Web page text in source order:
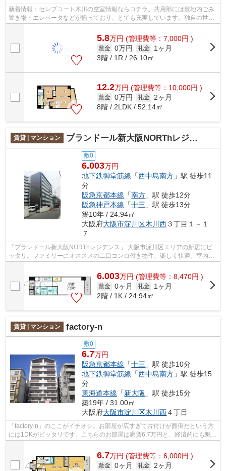
新着情報：セレブコート木川の空室情報ならコチラ。共用部には敷地内ごみ
置き場・エレベータなどが揃っており、とても充実しています。独自の世界
観が輝くデザイナーズ物件は魅力溢れ...
5.8万円 (管理費等：7,000円 )
敷金 0万円 礼金
1ヶ月
3階 / 1R / 26.10㎡
12.2万円 (管理費等：10,000円 )
敷金 0万円 礼金 2ヶ月
8階 / 2LDK / 52.14㎡
賃貸 | マンション プランドール新大阪NORThレジデンス
敷0
6.003万円
地下鉄御堂筋線 「西中島南方 」駅 徒歩11
分
阪急京都本線 「南方 」駅 徒歩12分
阪急神戸本線 「十三 」駅 徒歩13分
築10年 / 24.94㎡
大阪府大阪市淀川区木川西３丁目１－１
７
「プランドール新大阪NORThレジデンス」:大阪市淀川区エリアの新居にピ
ッタリ。ファミリーにオススメの二口コンロ付き物件、楽しく快適。室内で
洗濯機を置きたい方にオススメのお住ま...
6.003万円 (管理費等：8,470円 )
敷金 0ヶ月 礼金
1ヶ月
2階 / 1K / 24.94㎡
賃貸 | マンション factory-n
敷0
6.7万円
阪急京都本線 「十三 」駅 徒歩10分
地下鉄御堂筋線 「西中島南方 」駅 徒歩15
分
東海道本線 「新大阪 」駅 徒歩15分
築19年 / 31.00㎡
大阪府大阪市淀川区木川西４丁目
「factory-n」のここがイチオシ。お部屋が広すぎて片付けが面倒だという方
には1DKがピッタリです。こちらのお部屋は家賃6.7万円と、経済的にも魅力
6.7万円 (管理費等：6,000円 )
敷金 0ヶ月 礼金 2ヶ月